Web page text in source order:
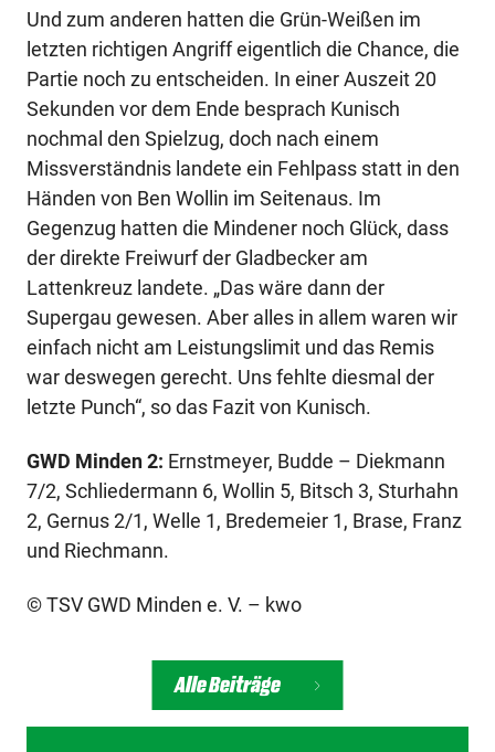
Und zum anderen hatten die Grün-Weißen im
letzten richtigen Angriff eigentlich die Chance, die
Partie noch zu entscheiden. In einer Auszeit 20
Sekunden vor dem Ende besprach Kunisch
nochmal den Spielzug, doch nach einem
Missverständnis landete ein Fehlpass statt in den
Händen von Ben Wollin im Seitenaus. Im
Gegenzug hatten die Mindener noch Glück, dass
der direkte Freiwurf der Gladbecker am
Lattenkreuz landete. „Das wäre dann der
Supergau gewesen. Aber alles in allem waren wir
einfach nicht am Leistungslimit und das Remis
war deswegen gerecht. Uns fehlte diesmal der
letzte Punch“, so das Fazit von Kunisch.
GWD Minden 2: Ernstmeyer, Budde – Diekmann
7/2, Schliedermann 6, Wollin 5, Bitsch 3, Sturhahn
2, Gernus 2/1, Welle 1, Bredemeier 1, Brase, Franz
und Riechmann.
© TSV GWD Minden e. V. – kwo
Alle Beiträge